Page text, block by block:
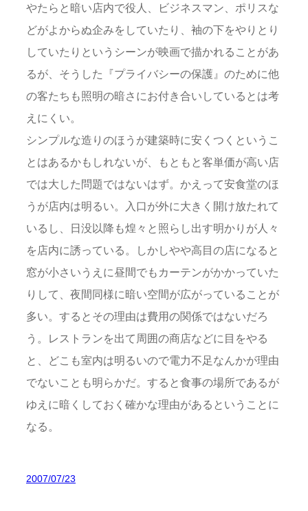
やたらと暗い店内で役人、ビジネスマン、ポリスな
どがよからぬ企みをしていたり、袖の下をやりとり
していたりというシーンが映画で描かれることがあ
るが、そうした『プライバシーの保護』のために他
の客たちも照明の暗さにお付き合いしているとは考
えにくい。
シンプルな造りのほうが建築時に安くつくというこ
とはあるかもしれないが、もともと客単価が高い店
では大した問題ではないはず。かえって安食堂のほ
うが店内は明るい。入口が外に大きく開け放たれて
いるし、日没以降も煌々と照らし出す明かりが人々
を店内に誘っている。しかしやや高目の店になると
窓が小さいうえに昼間でもカーテンがかかっていた
りして、夜間同様に暗い空間が広がっていることが
多い。するとその理由は費用の関係ではないだろ
う。レストランを出て周囲の商店などに目をやる
と、どこも室内は明るいので電力不足なんかが理由
でないことも明らかだ。すると食事の場所であるが
ゆえに暗くしておく確かな理由があるということに
なる。
2007/07/23